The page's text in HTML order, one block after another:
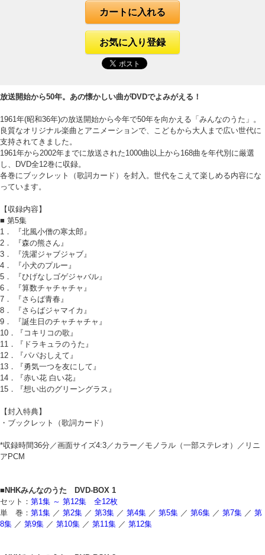
カートに入れる
お気に入り登録
放送開始から50年。あの懐かしい曲がDVDでよみがえる！
1961年(昭和36年)の放送開始から今年で50年を向かえる「みんなのうた」。
良質なオリジナル楽曲とアニメーションで、こどもから大人まで広い世代に
支持されてきました。
1961年から2002年までに放送された1000曲以上から168曲を年代別に厳選
し、DVD全12巻に収録。
各巻にブックレット（歌詞カード）を封入。世代をこえて楽しめる内容にな
っています。
【収録内容】
■ 第5集
1． 『北風小僧の寒太郎』
2． 『森の熊さん』
3． 『洗濯ジャブジャブ』
4． 『小犬のプルー』
5． 『ひげなしゴゲジャバル』
6． 『算数チャチャチャ』
7． 『さらば青春』
8． 『さらばジャマイカ』
9． 『誕生日のチャチャチャ』
10．『コキリコの歌』
11．『ドラキュラのうた』
12．『パパおしえて』
13．『勇気一つを友にして』
14．『赤い花 白い花』
15．『想い出のグリーングラス』
【封入特典】
・ブックレット（歌詞カード）
*収録時間36分／画面サイズ4:3／カラー／モノラル（一部ステレオ）／リニ
アPCM
■NHKみんなのうた DVD-BOX 1
セット： 第1集 ～ 第12集 全12枚
単 巻： 第1集 ／ 第2集 ／ 第3集 ／ 第4集 ／ 第5集 ／ 第6集 ／ 第7集 ／ 第
8集 ／ 第9集 ／ 第10集 ／ 第11集 ／ 第12集